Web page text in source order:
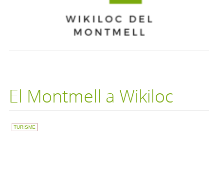
El Montmell a Wikiloc
TURISME